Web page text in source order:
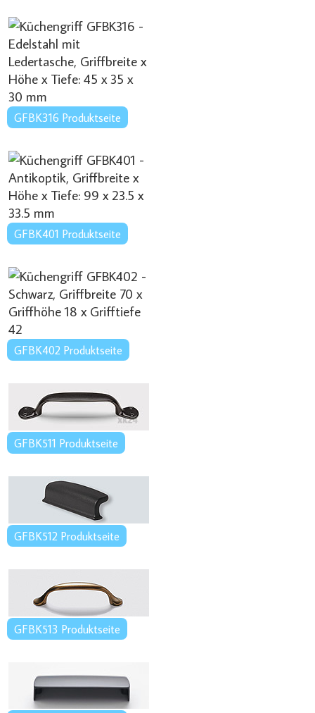
GFBK316 Produktseite
GFBK401 Produktseite
GFBK402 Produktseite
GFBK511 Produktseite
GFBK512 Produktseite
GFBK513 Produktseite